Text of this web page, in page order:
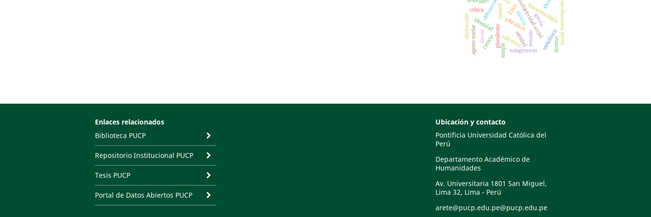
pluralismo
identidad
diferencia
otredad
intersubjetividad social
husserl fenomenología
pluralism
otherness social intersubjectivity
ciencia
técnica grecia
dasein tensión
temple wittgenstein
crítica
metafísica
abstracción
Ética
agente tutelar destino
Enlaces relacionados
Biblioteca PUCP
Repositorio Institucional PUCP
Tesis PUCP
Portal de Datos Abiertos PUCP
Ubicación y contacto
Pontificia Universidad Católica del
Perú
Departamento Académico de
Humanidades
Av. Universitaria 1801 San Miguel,
Lima 32, Lima - Perú
arete@pucp.edu.pe@pucp.edu.pe